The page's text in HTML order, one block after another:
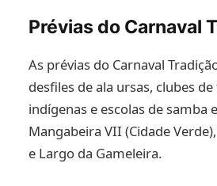
Prévias do Carnaval
As prévias do Carnaval
desfiles de ala ursas, clubes
indígenas e escolas de samba
Mangabeira VII (Cidade
e Largo da Gameleira.